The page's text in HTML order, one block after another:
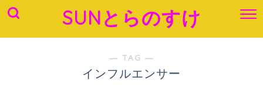
SUNとらのすけ
― TAG ―
インフルエンサー